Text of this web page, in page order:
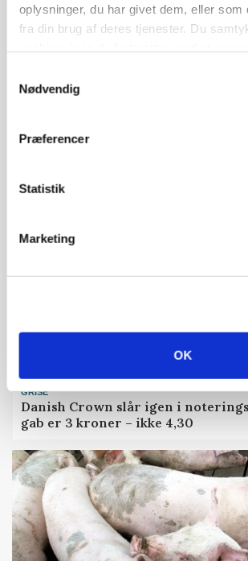
oplysninger, du har givet dem, eller som
fra din brug af deres tjenester. Du
Nødvendig
Præferencer
Statistik
Marketing
OK
GRISE
Danish Crown slår igen i
gab er 3 kroner – ikke 4,30